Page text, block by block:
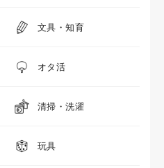
文具・知育
オタ活
清掃・洗濯
玩具